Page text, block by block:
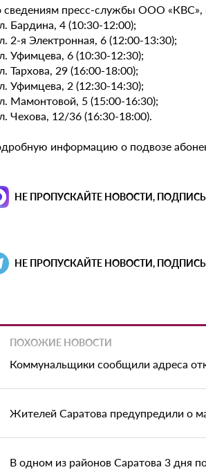
сведениям пресс-службы ООО «КВС»,
Бардина, 4 (10:30-12:00);
2-я Электронная, 6 (12:00-13:30);
Уфимцева, 6 (10:30-12:30);
Тархова, 29 (16:00-18:00);
Уфимцева, 2 (12:30-14:30);
Мамонтовой, 5 (15:00-16:30);
Чехова, 12/36 (16:30-18:00).
информацию о подвозе
НЕ ПРОПУСКАЙТЕ НОВОСТИ,
НЕ ПРОПУСКАЙТЕ НОВОСТИ,
ПОХОЖИЕ НОВОСТИ
Коммунальщики сообщили адреса
Жителей Саратова предупредили о
В одном из районов Саратова 3 дня